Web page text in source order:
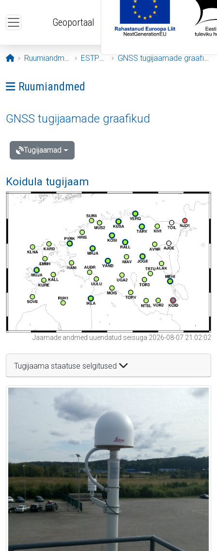
Geoportaal
Avaleht
Ruumiandmed ESTPOS GNSS tugijaamade graafikud
Ava menüü: Ruumiandmed
Ruumiandmed
GNSS tugijaamade graafikud
Tugijaamad
Koidula tugijaam
Jaamade andmed uuendatud seisuga 2026-08-07 21:02:02
Tugijaama staatuse selgitused